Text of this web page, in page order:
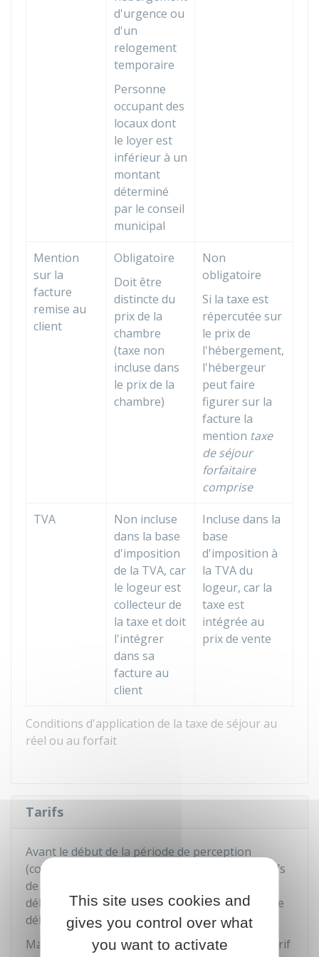
Conditions d'application de la taxe de séjour au
réel ou au forfait
d'urgence ou
d'un
relogement
temporaire
Personne
occupant des
locaux dont
le loyer est
inférieur à un
montant
déterminé
par le conseil
municipal
Mention
sur la
facture
remise au
client
Obligatoire
Doit être
distincte du
prix de la
chambre
(taxe non
incluse dans
le prix de la
chambre)
Non
obligatoire
Si la taxe est
répercutée sur
le prix de
l'hébergement,
l'hébergeur
peut faire
figurer sur la
facture la
mention taxe
de séjour
forfaitaire
comprise
TVA
Non incluse
dans la base
d'imposition
de la TVA, car
le logeur est
collecteur de
la taxe et doit
l'intégrer
dans sa
facture au
client
Incluse dans la
base
d'imposition à
la TVA du
logeur, car la
taxe est
intégrée au
prix de vente
Tarifs
Avant le début de la période de perception
(correspondant à la saison touristique), les tarifs
de la taxe au réel ou forfaitaire sont fixés par
délibération du conseil municipal, ou de l'organe
délibérant de l' EPCI.
Mais ces tarifs doivent être compris entre un tarif
This site uses cookies and
gives you control over what
you want to activate